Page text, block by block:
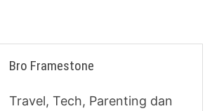
Bro Framestone
Travel, Tech, Parenting dan